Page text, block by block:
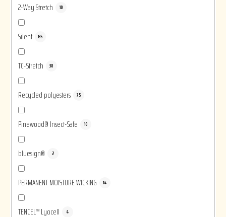
2-Way Stretch 10
Silent 135
TC-Stretch 38
Recycled polyesters 75
Pinewood® Insect-Safe 10
bluesign® 2
PERMANENT MOISTURE WICKING 14
TENCEL™ Lyocell 4